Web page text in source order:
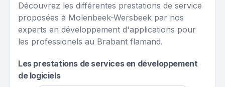
Découvrez les différentes prestations de service
proposées à Molenbeek-Wersbeek par nos
experts en développement d'applications pour
les professionels au Brabant flamand.
Les prestations de services en développement
de logiciels